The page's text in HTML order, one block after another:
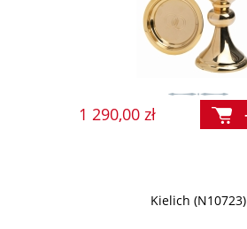
1 290,00 zł
Kielich (N10723)